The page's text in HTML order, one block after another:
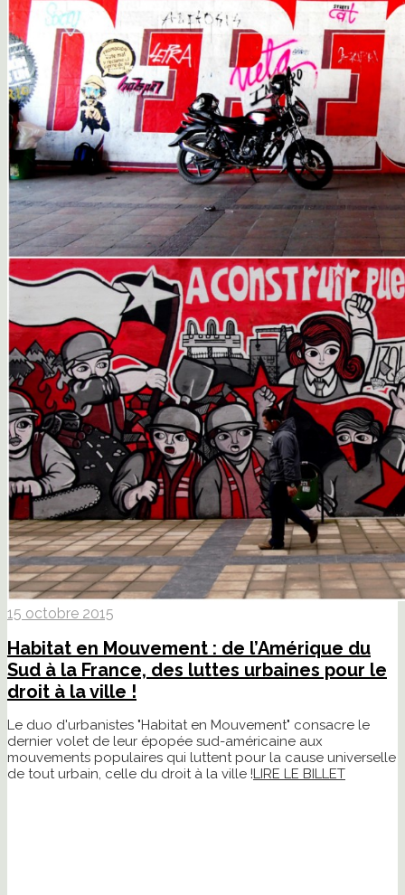
15 octobre 2015
Habitat en Mouvement : de l’Amérique du
Sud à la France, des luttes urbaines pour le
droit à la ville !
Le duo d'urbanistes "Habitat en Mouvement" consacre le
dernier volet de leur épopée sud-américaine aux
mouvements populaires qui luttent pour la cause universelle
de tout urbain, celle du droit à la ville !LIRE LE BILLET